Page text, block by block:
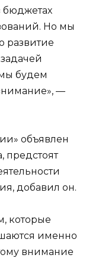
бюджетах
Но мы
развитие
будем
—
объявлен
предстоят
добавил он.
которые
именно
внимание